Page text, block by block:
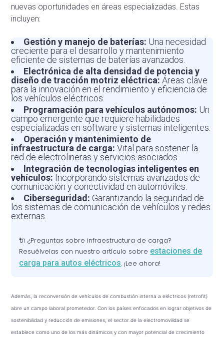
nuevas oportunidades en áreas especializadas. Estas
incluyen:
Gestión y manejo de baterías: Una necesidad
creciente para el desarrollo y mantenimiento
eficiente de sistemas de baterías avanzados.
Electrónica de alta densidad de potencia y
diseño de tracción motriz eléctrica: Áreas clave
para la innovación en el rendimiento y eficiencia de
los vehículos eléctricos.
Programación para vehículos autónomos: Un
campo emergente que requiere habilidades
especializadas en software y sistemas inteligentes.
Operación y mantenimiento de
infraestructura de carga:Vital para sostener la
red de electrolineras y servicios asociados.
Integración de tecnologías inteligentes en
vehículos: Incorporando sistemas avanzados de
comunicación y conectividad en automóviles.
Ciberseguridad: Garantizando la seguridad de
los sistemas de comunicación de vehículos y redes
externas.
🔌 ¿Preguntas sobre infraestructura de carga?
Resuélvelas con nuestro artículo sobre estaciones de
carga para autos eléctricos. ¡Lee ahora!
Además, la reconversión de vehículos de combustión interna a eléctricos (retrofit)
abre un campo laboral prometedor. Con los países enfocados en lograr objetivos de
sostenibilidad y reducción de emisiones, el sector de la electromovilidad se
establece como uno de los más dinámicos y con mayor potencial de crecimiento